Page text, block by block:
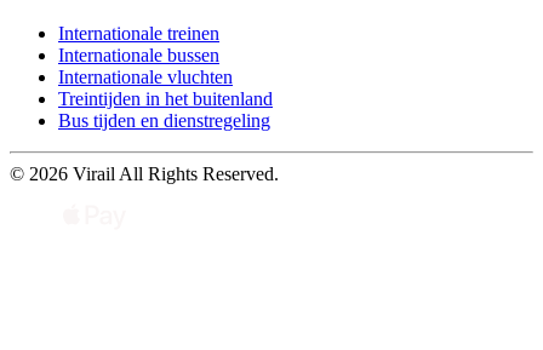
Internationale treinen
Internationale bussen
Internationale vluchten
Treintijden in het buitenland
Bus tijden en dienstregeling
© 2026 Virail All Rights Reserved.